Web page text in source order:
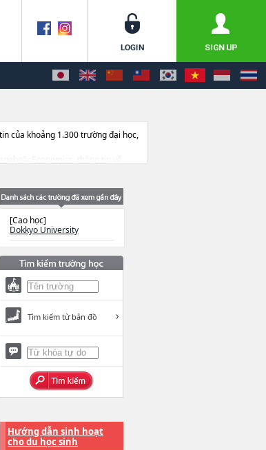
của khoảng 1.300 trường đại học,
thông tin về
[Cao học]
Dokkyo University
Tìm kiếm từ bản đồ
Hướng dẫn sinh hoạt
cho du học sinh